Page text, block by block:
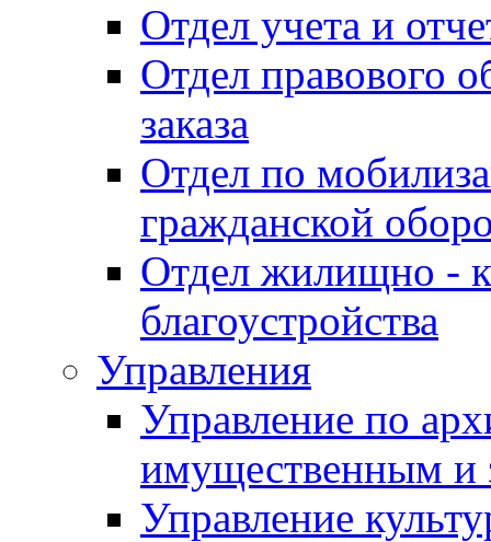
Отдел учета и
Отдел правового
заказа
Отдел по
гражданской
Отдел жилищно -
благоустройства
Управления
Управление по
имущественным и
Управление